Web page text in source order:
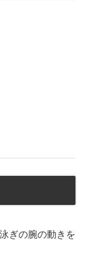
ぎの腕の動きを